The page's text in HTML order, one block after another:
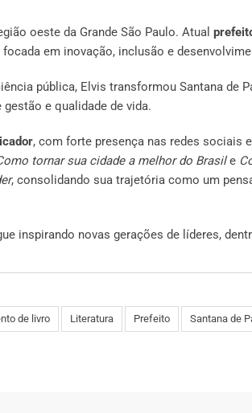
oeste da Grande São Paulo. Atual
em inovação, inclusão e
pública, Elvis transformou Santana de
e qualidade de vida.
, com forte presença nas redes sociais
tornar sua cidade a melhor do Brasile
, consolidando sua trajetória como um
inspirando novas gerações de líderes,
de livro Literatura Prefeito Santana de